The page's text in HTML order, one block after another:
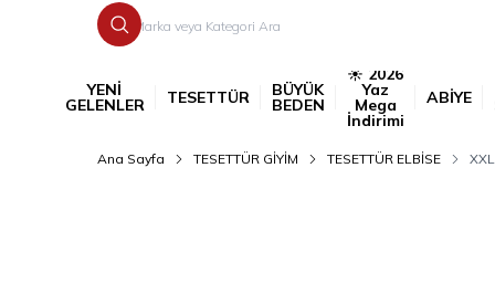
YENİ
GELENLER TESETTÜR BÜYÜK
BEDEN
☀️ 2026
Yaz
Mega
İndirimi
ABİYE
Ana Sayfa TESETTÜR GİYİM TESETTÜR ELBİSE